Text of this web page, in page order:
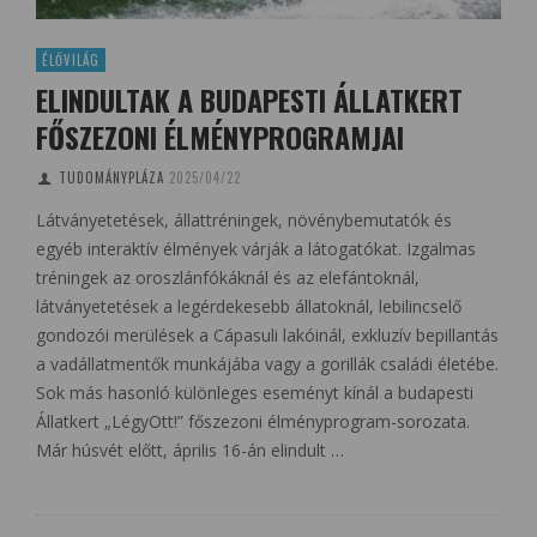
ÉLŐVILÁG
ELINDULTAK A BUDAPESTI ÁLLATKERT
FŐSZEZONI ÉLMÉNYPROGRAMJAI
TUDOMÁNYPLÁZA 2025/04/22
Látványetetések, állattréningek, növénybemutatók és
egyéb interaktív élmények várják a látogatókat. Izgalmas
tréningek az oroszlánfókáknál és az elefántoknál,
látványetetések a legérdekesebb állatoknál, lebilincselő
gondozói merülések a Cápasuli lakóinál, exkluzív bepillantás
a vadállatmentők munkájába vagy a gorillák családi életébe.
Sok más hasonló különleges eseményt kínál a budapesti
Állatkert „LégyOtt!” főszezoni élményprogram-sorozata.
Már húsvét előtt, április 16-án elindult …